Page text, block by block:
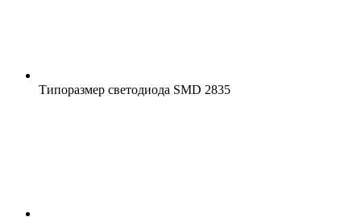
Типоразмер светодиода SMD 2835